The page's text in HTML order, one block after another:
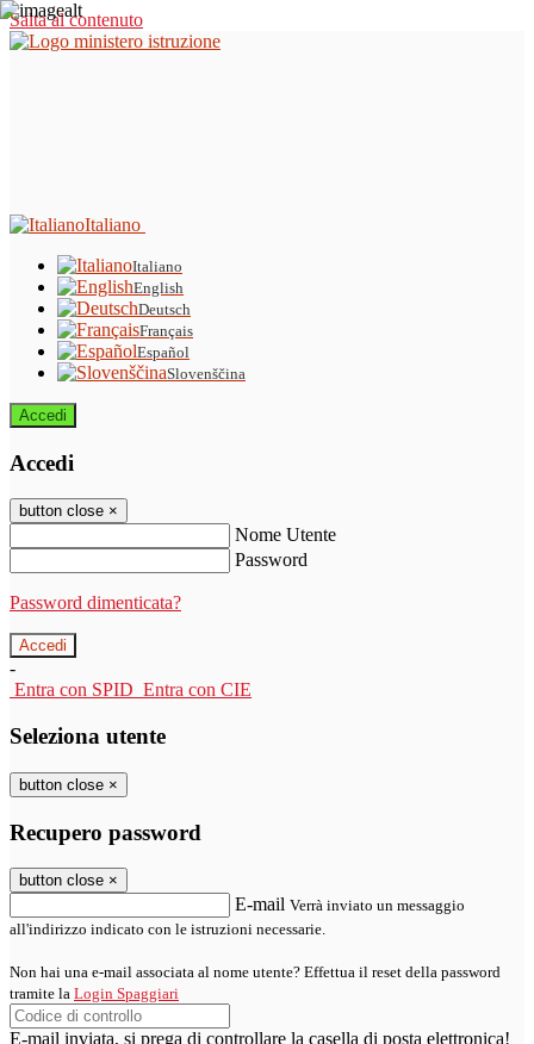
Salta al contenuto
Italiano
Italiano
English
Deutsch
Français
Español
Slovenščina
Accedi
Accedi
button close ×
Nome Utente
Password
Password dimenticata?
-
Entra con SPID Entra con CIE
Seleziona utente
button close ×
Recupero password
button close ×
E-mail Verrà inviato un messaggio
all'indirizzo indicato con le istruzioni necessarie.
Non hai una e-mail associata al nome utente? Effettua il reset della password
tramite la Login Spaggiari
E-mail inviata, si prega di controllare la casella di posta elettronica!